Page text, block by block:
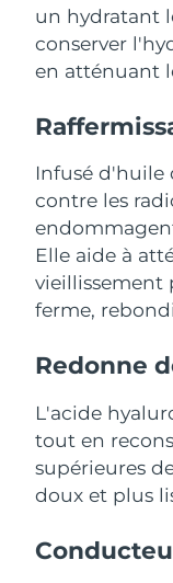
un hydratant
conserver
en atténuant
Infusé d'huile
contre les
Elle aide à
vieillissement
ferme,
Redonne
L'acide
tout en
supérieures
doux et plus
For
18%
Cosmétiques
Acheter tout
FOREO APP
À PROPROS
Israël
Italie
Japon
Jersey
Kazakhstan
Koweït
Lituanie
Luxembourg
R.A.S.
Macao